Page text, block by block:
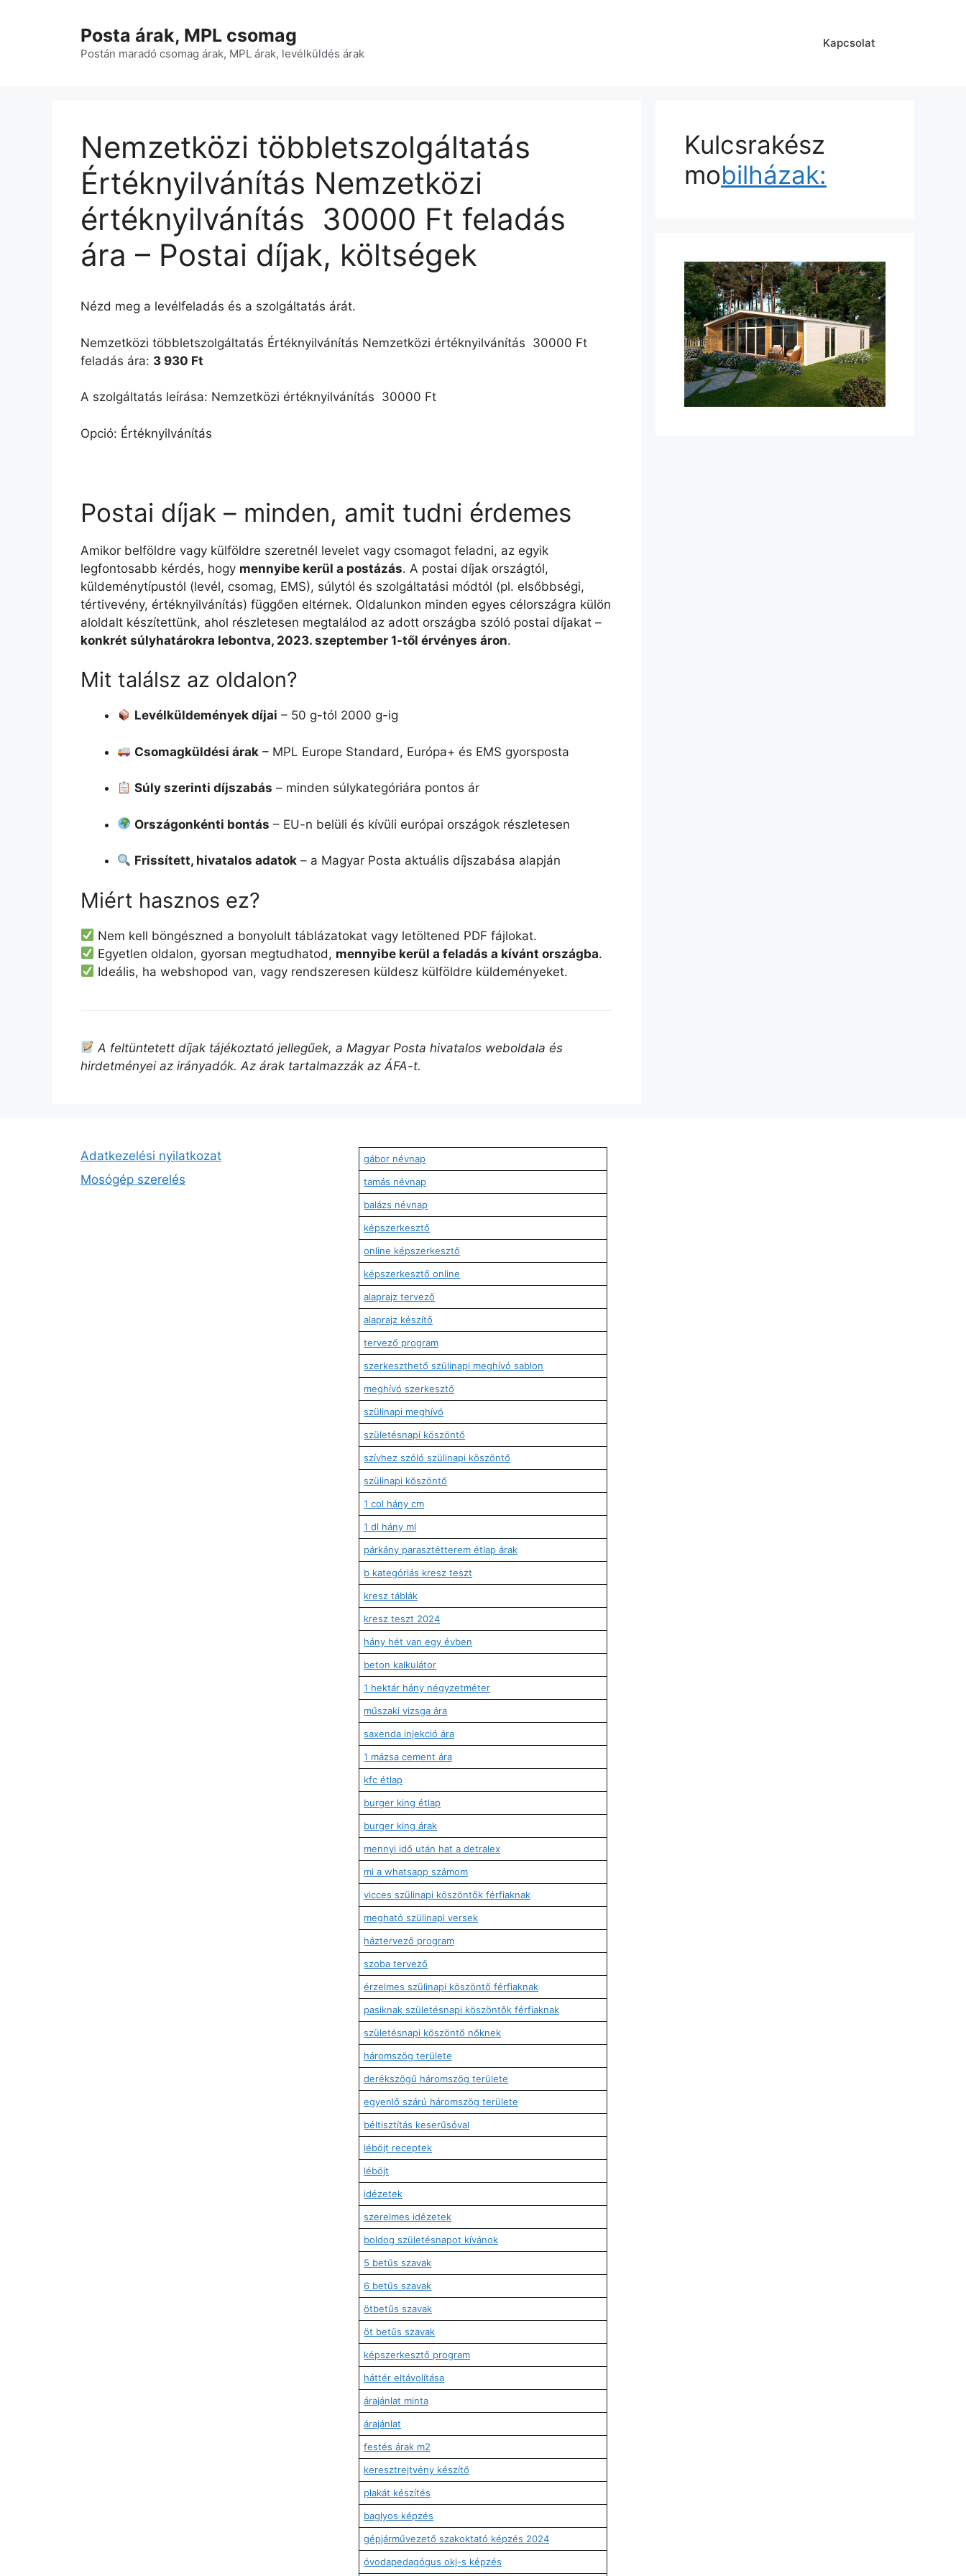
Posta árak, MPL csomag
Postán maradó csomag árak, MPL árak, levélküldés árak
Kapcsolat
Nemzetközi többletszolgáltatás
Értéknyilvánítás Nemzetközi
értéknyilvánítás  30000 Ft feladás
ára – Postai díjak, költségek
Nézd meg a levélfeladás és a szolgáltatás árát.
Nemzetközi többletszolgáltatás Értéknyilvánítás Nemzetközi értéknyilvánítás  30000 Ft
feladás ára: 3 930 Ft
A szolgáltatás leírása: Nemzetközi értéknyilvánítás  30000 Ft
Opció: Értéknyilvánítás
Postai díjak – minden, amit tudni érdemes
Amikor belföldre vagy külföldre szeretnél levelet vagy csomagot feladni, az egyik
legfontosabb kérdés, hogy mennyibe kerül a postázás. A postai díjak országtól,
küldeménytípustól (levél, csomag, EMS), súlytól és szolgáltatási módtól (pl. elsőbbségi,
tértivevény, értéknyilvánítás) függően eltérnek. Oldalunkon minden egyes célországra külön
aloldalt készítettünk, ahol részletesen megtalálod az adott országba szóló postai díjakat –
konkrét súlyhatárokra lebontva, 2023. szeptember 1-től érvényes áron.
Mit találsz az oldalon?
Levélküldemények díjai – 50 g-tól 2000 g-ig
Csomagküldési árak – MPL Europe Standard, Európa+ és EMS gyorsposta
Súly szerinti díjszabás – minden súlykategóriára pontos ár
Országonkénti bontás – EU-n belüli és kívüli európai országok részletesen
Frissített, hivatalos adatok – a Magyar Posta aktuális díjszabása alapján
Miért hasznos ez?
Nem kell böngészned a bonyolult táblázatokat vagy letöltened PDF fájlokat.
Egyetlen oldalon, gyorsan megtudhatod, mennyibe kerül a feladás a kívánt országba.
Ideális, ha webshopod van, vagy rendszeresen küldesz külföldre küldeményeket.
A feltüntetett díjak tájékoztató jellegűek, a Magyar Posta hivatalos weboldala és
hirdetményei az irányadók. Az árak tartalmazzák az ÁFA-t.
Kulcsrakész
mobilházak:
Adatkezelési nyilatkozat
Mosógép szerelés
gábor névnap
tamás névnap
balázs névnap
képszerkesztő
online képszerkesztő
képszerkesztő online
alaprajz tervező
alaprajz készítő
tervező program
szerkeszthető szülinapi meghívó sablon
meghívó szerkesztő
szülinapi meghívó
születésnapi köszöntő
szívhez szóló szülinapi köszöntő
szülinapi köszöntő
1 col hány cm
1 dl hány ml
párkány parasztétterem étlap árak
b kategóriás kresz teszt
kresz táblák
kresz teszt 2024
hány hét van egy évben
beton kalkulátor
1 hektár hány négyzetméter
műszaki vizsga ára
saxenda injekció ára
1 mázsa cement ára
kfc étlap
burger king étlap
burger king árak
mennyi idő után hat a detralex
mi a whatsapp számom
vicces szülinapi köszöntők férfiaknak
megható szülinapi versek
háztervező program
szoba tervező
érzelmes szülinapi köszöntő férfiaknak
pasiknak születésnapi köszöntők férfiaknak
születésnapi köszöntő nőknek
háromszög területe
derékszögű háromszög területe
egyenlő szárú háromszög területe
béltisztítás keserűsóval
léböjt receptek
léböjt
idézetek
szerelmes idézetek
boldog születésnapot kívánok
5 betűs szavak
6 betűs szavak
ötbetűs szavak
öt betűs szavak
képszerkesztő program
háttér eltávolítása
árajánlat minta
árajánlat
festés árak m2
keresztrejtvény készítő
plakát készítés
baglyos képzés
gépjárművezető szakoktató képzés 2024
óvodapedagógus okj-s képzés